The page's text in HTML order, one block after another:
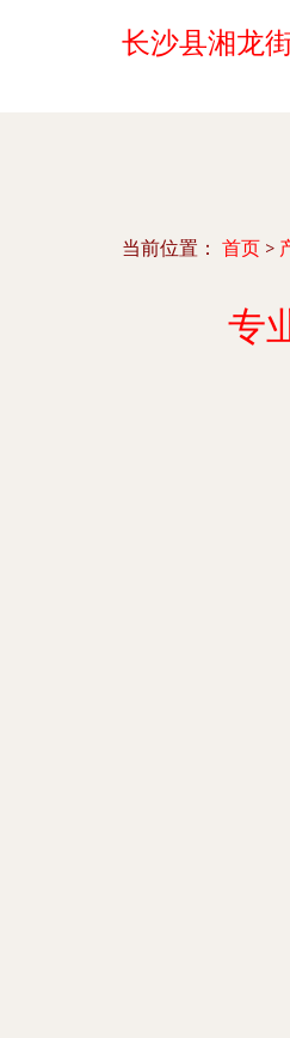
长沙县湘龙
当前位置： 首页 >
专